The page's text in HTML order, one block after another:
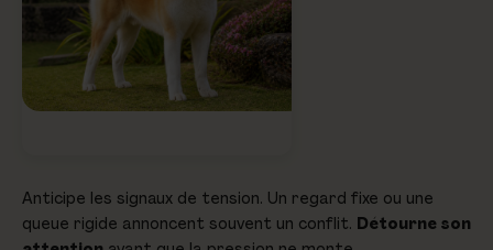
Anticipe les signaux de tension. Un regard fixe ou une
queue rigide annoncent souvent un conflit. Détourne son